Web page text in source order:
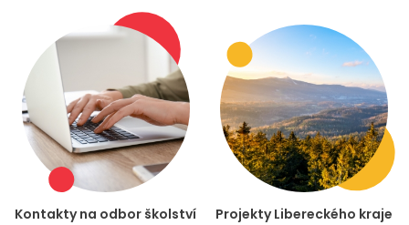
Kontakty na odbor školství Projekty Libereckého kraje